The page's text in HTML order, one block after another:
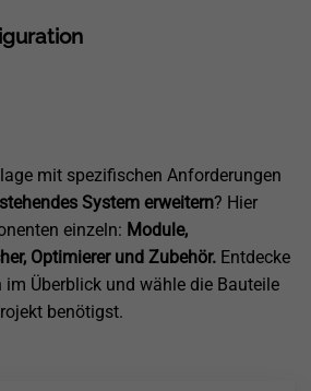
mit spezifischen Anforderungen
System erweitern? Hier
einzeln: Module,
Optimierer und Zubehör. Entdecke
im Überblick und wähle die Bauteile
benötigst.